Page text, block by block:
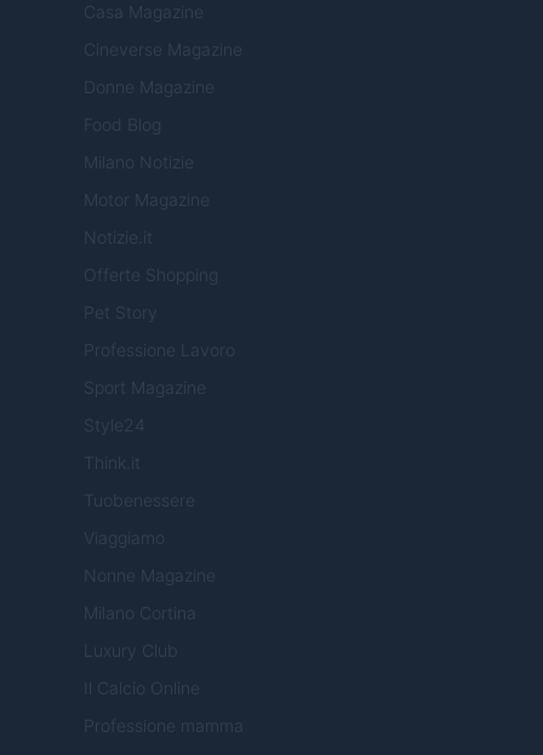
Casa Magazine
Cineverse Magazine
Donne Magazine
Food Blog
Milano Notizie
Motor Magazine
Notizie.it
Offerte Shopping
Pet Story
Professione Lavoro
Sport Magazine
Style24
Think.it
Tuobenessere
Viaggiamo
Nonne Magazine
Milano Cortina
Luxury Club
Il Calcio Online
Professione mamma